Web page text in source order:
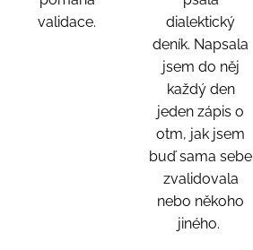
validace.
dialektický
deník. Napsala
jsem do něj
každý den
jeden zápis o
otm, jak jsem
buď sama sebe
zvalidovala
nebo někoho
jiného.